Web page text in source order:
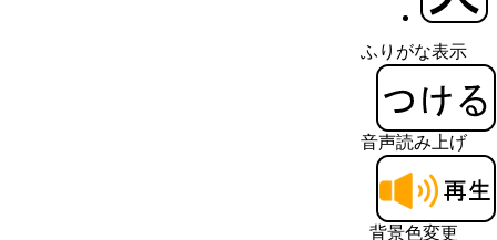
ふりがな表示
音声読み上げ
背景色変更